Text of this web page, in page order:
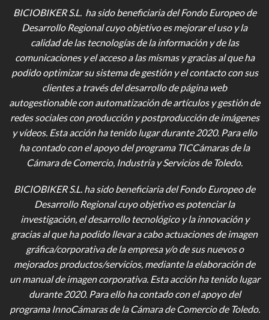
BICIOBIKER S.L. ha sido beneficiaria del Fondo Europeo de
Desarrollo Regional cuyo objetivo es mejorar el uso y la
calidad de las tecnologías de la información y de las
comunicaciones y el acceso a las mismas y gracias al que ha
podido optimizar su sistema de gestión y el contacto con sus
clientes a través del desarrollo de página web
autogestionable con automatización de artículos y gestión de
redes sociales con producción y postproducción de imágenes
y vídeos. Esta acción ha tenido lugar durante 2020. Para ello
ha contado con el apoyo del programa TICCámaras de la
Cámara de Comercio, Industria y Servicios de Toledo.
BICIOBIKER S.L. ha sido beneficiaria del Fondo Europeo de
Desarrollo Regional cuyo objetivo es potenciar la
investigación, el desarrollo tecnológico y la innovación y
gracias al que ha podido llevar a cabo actuaciones de imagen
gráfica/corporativa de la empresa y/o de sus nuevos o
mejorados productos/servicios, mediante la elaboración de
un manual de imagen corporativa. Esta acción ha tenido lugar
durante 2020. Para ello ha contado con el apoyo del
programa InnoCámaras de la Cámara de Comercio de Toledo.